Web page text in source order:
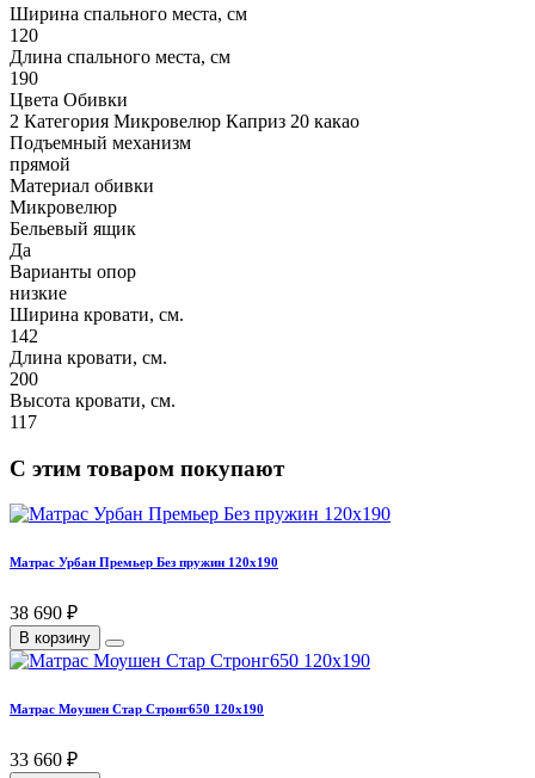
Ширина спального места, см
120
Длина спального места, см
190
Цвета Обивки
2 Категория Микровелюр Каприз 20 какао
Подъемный механизм
прямой
Материал обивки
Микровелюр
Бельевый ящик
Да
Варианты опор
низкие
Ширина кровати, см.
142
Длина кровати, см.
200
Высота кровати, см.
117
С этим товаром покупают
Матрас Урбан Премьер Без пружин 120х190
38 690 ₽
В корзину
Матрас Моушен Стар Стронг650 120х190
33 660 ₽